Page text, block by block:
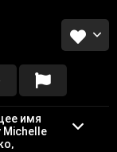
имя
Michelle